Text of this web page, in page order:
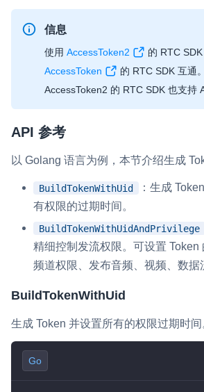
}'
请求成功后，你的终端会返回
go mod init
Go
get github
运行如下命令行启动 Token 生
Go
填入的 App ID 和 App 证书生成的
信息
使用 AccessToken2
的 RTC
AccessToken
的 RTC SDK 互通
AccessToken2 的 RTC SDK 也支持
API 参考
以 Golang 语言为例，本节介绍生成
BuildTokenWithUid
：生成
有权限的过期时间。
BuildTokenWithUidAndPrivilege
精细控制发流权限。可设置 Token
频道权限、发布音频、视频、数据
BuildTokenWithUid
生成 Token 并设置所有的权限过期时间
Go